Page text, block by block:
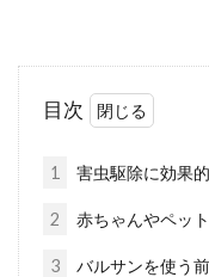
目次
1 害虫駆除に効果
2 赤ちゃんやペッ
3 バルサンを使う